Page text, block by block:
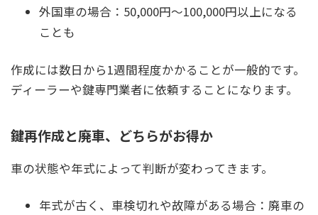
外国車の場合：50,000円〜100,000円以上になる
ことも
作成には数日から1週間程度かかることが一般的です。
ディーラーや鍵専門業者に依頼することになります。
鍵再作成と廃車、どちらがお得か
車の状態や年式によって判断が変わってきます。
年式が古く、車検切れや故障がある場合：廃車の